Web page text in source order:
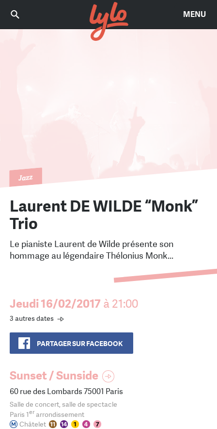
MENU
Jazz
Laurent DE WILDE “Monk”
Trio
Le pianiste Laurent de Wilde présente son
hommage au légendaire Thélonius Monk...
Jeudi 16/02/2017 à 21:00
3 autres dates
PARTAGER SUR FACEBOOK
Sunset / Sunside
60 rue des Lombards 75001 Paris
Salle de concert, salle de spectacle
Paris 1erarrondissement
Châtelet